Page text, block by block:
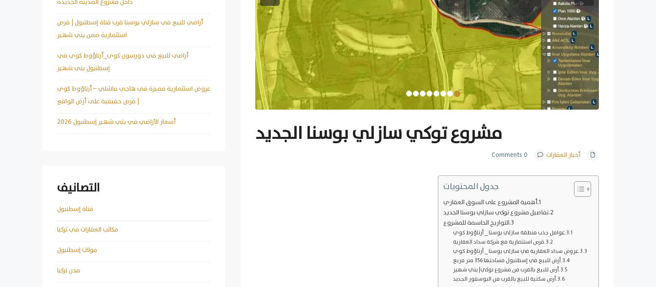
مشروع توكي سازلي بوسنا الجديد
أخبار العقارات
جدول المحتويات
أهمية المشروع على السوق العقاري
تفاصيل مشروع توكي سازلي بوسنا الجديد
التواريخ الحاسمة للمشروع
عوامل جذب منطقة سازلي بوسنا _ أرناؤوط كوي
فرص استثمارية مع شركة سداد العقارية
عروض سداد العقارية في سازلي بوسنا _ أرناؤوط كوي
أرض للبيع في إسطنبول مساحتها 356 متر مربع
أرض للبيع بالقرب من مشروع توكي| يني شهير
أرض سكنية للبيع بالقرب من البوسفور الجديد
داخل مشروع المدينة الجديدة
أراضي للبيع في سازلي بوسنا قرب قناة إسطنبول | فرص
استثمارية ضمن يني شهير
أراضي للبيع في دورسون كوي_أرناؤوط كوي في
إسطنبول يني شهير
عروض استثمارية مميزة في هاجي ماشلي – أرناؤوط كوي
| فرص حقيقية على أرض الواقع
أسعار الأراضي في يني شهير إسطنبول 2026
التصانيف
قناة إسطنبول
مكاتب العقارات في تركيا
مولات إسطنبول
مدن تركيا